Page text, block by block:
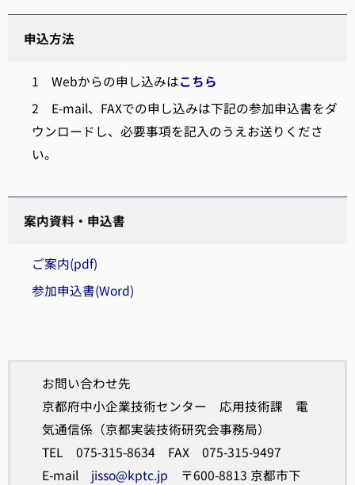
申込方法
1 Webからの申し込みはこちら
2 E-mail、FAXでの申し込みは下記の参加申込書をダ
ウンロードし、必要事項を記入のうえお送りくださ
い。
案内資料・申込書
ご案内(pdf)
参加申込書(Word)
お問い合わせ先
京都府中小企業技術センター 応用技術課 電
気通信係（京都実装技術研究会事務局）
TEL 075-315-8634 FAX 075-315-9497
E-mail jisso@kptc.jp 〒600-8813 京都市下